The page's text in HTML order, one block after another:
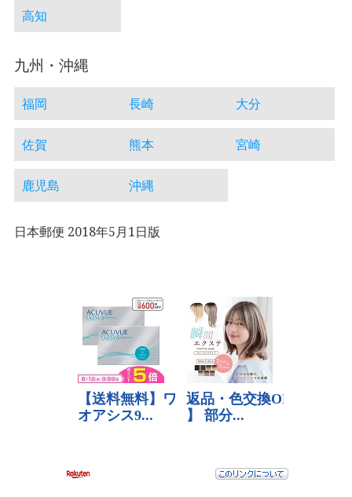
高知
九州・沖縄
福岡 長崎 大分
佐賀 熊本 宮崎
鹿児島 沖縄
日本郵便 2018年5月1日版